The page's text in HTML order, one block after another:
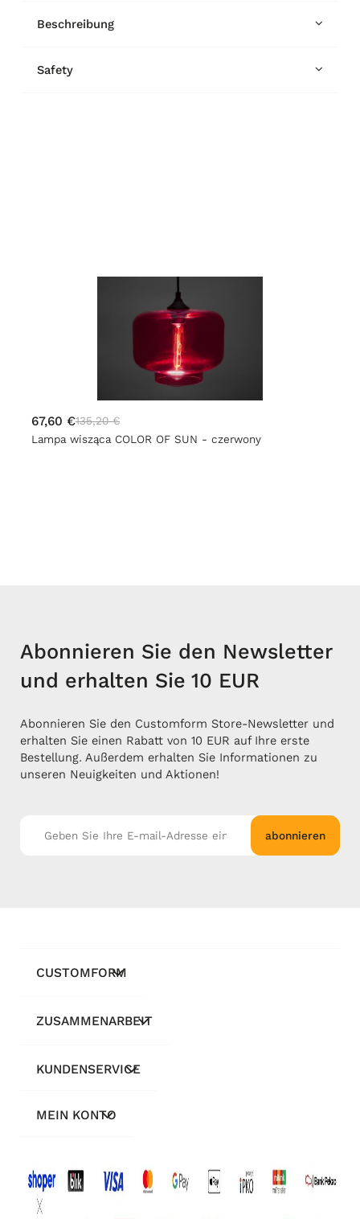
Beschreibung
Safety
135,20 €
67,60 €
Lampa wisząca COLOR OF SUN - czerwony
Abonnieren Sie den Newsletter
und erhalten Sie 10 EUR
Abonnieren Sie den Customform Store-Newsletter und
erhalten Sie einen Rabatt von 10 EUR auf Ihre erste
Bestellung. Außerdem erhalten Sie Informationen zu
unseren Neuigkeiten und Aktionen!
abonnieren
CUSTOMFORM
ZUSAMMENARBEIT
KUNDENSERVICE
MEIN KONTO